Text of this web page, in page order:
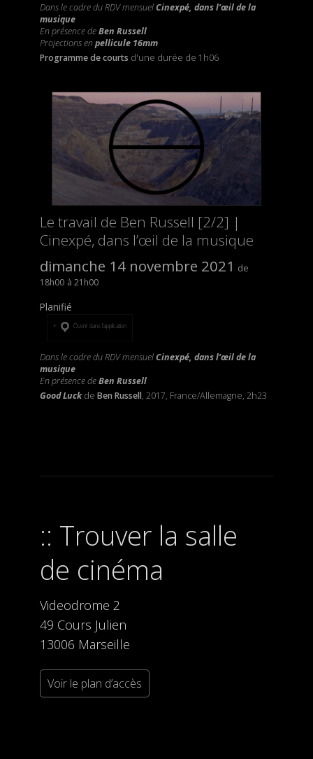
Dans le cadre du RDV mensuelCinexpé, dans l’œil de la
musique
En présence deBen Russell
Projections enpellicule 16mm
Programme de courts d'une durée de 1h06
Le travail de Ben Russell [2/2] |
Cinexpé, dans l’œil de la musique
dimanche 14 novembre 2021
18h00 21h00
Planifié
Ouvrir dans l’application
Dans le cadre du RDV mensuelCinexpé, dans l’œil de la
musique
En présence deBen Russell
Good Luck de Ben Russell, 2017, France/Allemagne, 2h23
Trouver la salle
de cinéma
Videodrome 2
49 Cours Julien
13006 Marseille
Voir le plan d’accès